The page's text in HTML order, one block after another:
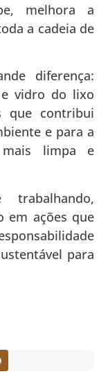
melhora a
a cadeia de
diferença:
vidro do lixo
que contribui
e para a
limpa e
em ações que
para